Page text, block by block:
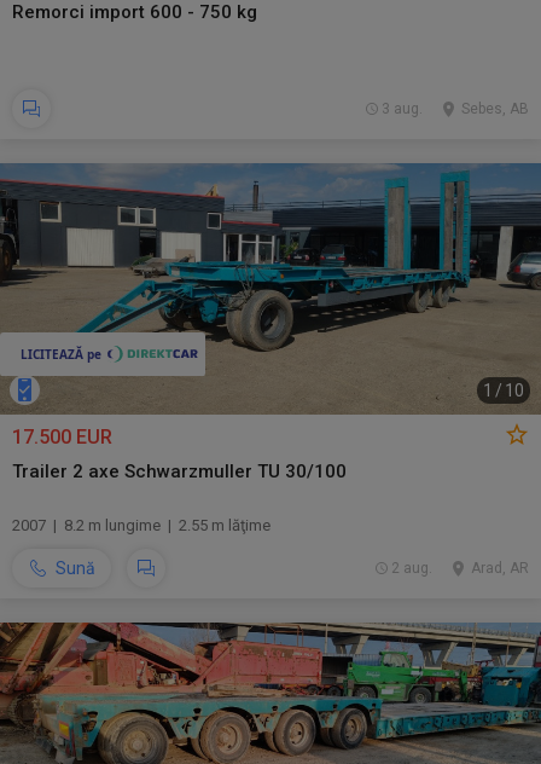
Remorci import 600 - 750 kg
Sebes, AB
3 aug.
1 / 10
17.500 EUR
Trailer 2 axe Schwarzmuller TU 30/100
2007 | 8.2 m lungime | 2.55 m lăţime
Sună Arad, AR
2 aug.